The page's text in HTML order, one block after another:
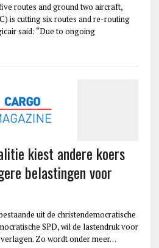
routes and ground two aircraft,
is cutting six routes and re-routing
said: “Due to ongoing
kiest andere koers
belastingen voor
uit de christendemocratische
SPD, wil de lastendruk voor
Zo wordt onder meer…